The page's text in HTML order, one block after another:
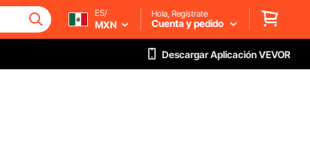
ES/
MXN
Hola, Regístrate
Cuenta y pedido
Descargar Aplicación VEVOR